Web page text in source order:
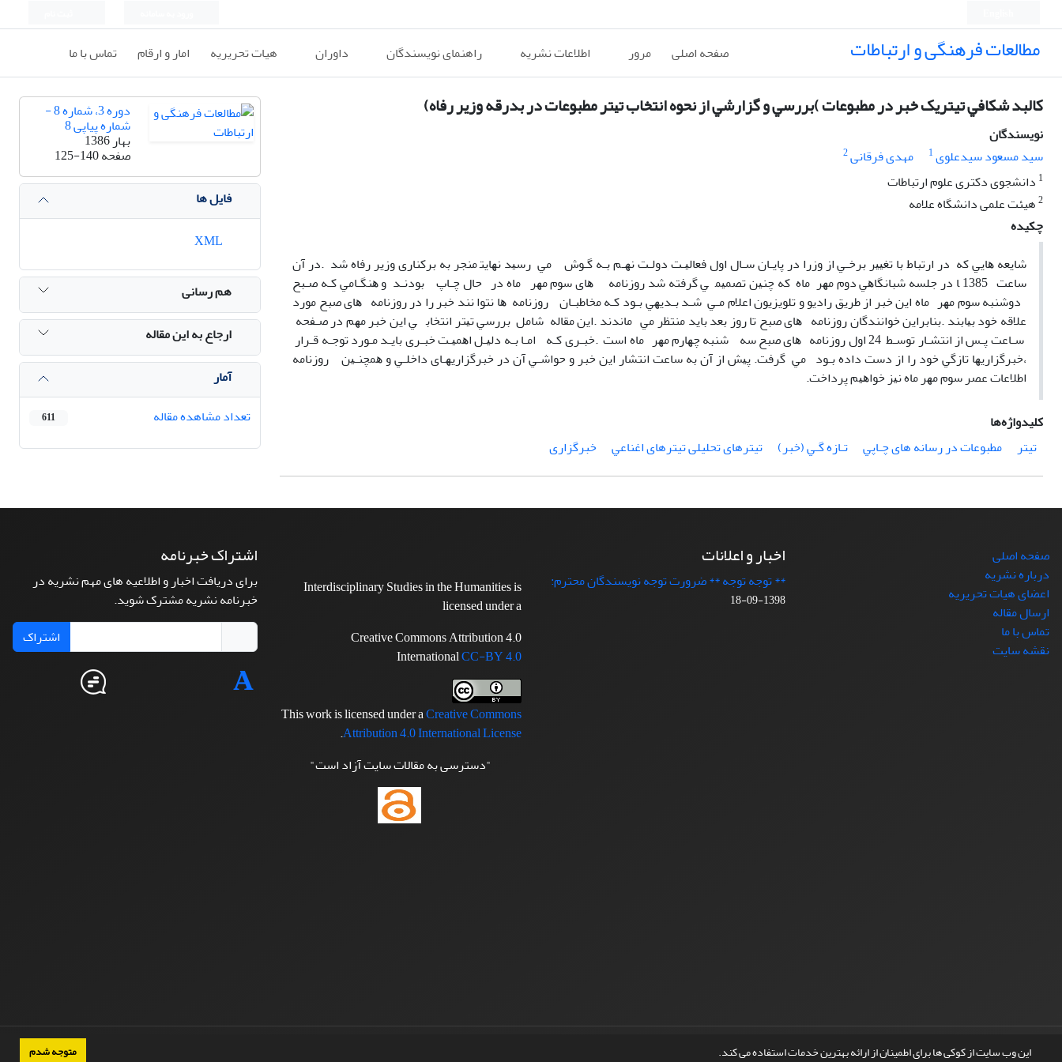
این وب سایت از کوکی ها برای اطمینان از ارائه بهترین خدمات استفاده می کند. متوجه شدم
مطالعات فرهنگی و ارتباطات صفحه اصلی مرور اطلاعات نشریه راهنمای نویسندگان داوران هیات تحریریه امار و ارقام تماس با ما
ﻛﺎﻟﺒﺪ ﺷﻜﺎﻓﻲ تیتریک ﺧﺒﺮ در ﻣﻄﺒﻮﻋﺎت )ﺑﺮرﺳﻲ و ﮔﺰارﺷﻲ از ﻧﺤﻮه اﻧﺘﺨﺎب ﺗﻴﺘﺮ ﻣﻄﺒﻮﻋﺎت در ﺑﺪرﻗﻪ وزﻳﺮ رﻓﺎه)
نویسندگان
سید مسعود سیدعلوی1 مهدی فرقانی2
1 دانشجوی دکتری علوم ارتباطات
2هیئت علمی دانشگاه علامه
چکیده
ﺷﺎﻳﻌﻪ ﻫﺎﻳﻲ ﻛﻪ در ارﺗﺒﺎط ﺑﺎ ﺗﻐﻴﻴﺮ ﺑﺮﺧـﻲ از وزرا در ﭘﺎﻳـﺎن ﺳـﺎل اول ﻓﻌﺎﻟﻴـﺖ دوﻟـﺖ ﻧﻬـﻢ ﺑـﻪ ﮔـﻮش ﻣﻲ رﺳﻴﺪ ﻧﻬﺎﻳﺘ ﻣﻨﺠﺮ ﺑﻪ ﺑﺮﻛﻨﺎری وزﻳﺮ رﻓﺎه ﺷﺪ .در آن
ﺳﺎﻋﺖ 1385 ﺎ در ﺟﻠﺴﻪ ﺷﺒﺎﻧﮕﺎﻫﻲ دوم ﻣﻬﺮ ﻣﺎه ﻛﻪ ﭼﻨﻴﻦ ﺗﺼﻤﻴﻤ ﻲ ﮔﺮﻓﺘﻪ ﺷﺪ روزﻧﺎﻣﻪ ﻫﺎی ﺳﻮم ﻣﻬﺮ ﻣﺎه در ﺣﺎل ﭼـﺎپ ﺑﻮدﻧـﺪ و ﻫﻨﮕـﺎﻣﻲ ﻛـﻪ ﺻـﺒﺢ
دوﺷﻨﺒﻪ ﺳﻮم ﻣﻬﺮ ﻣﺎه اﻳﻦ ﺧﺒﺮ از ﻃﺮﻳﻖ رادﻳﻮ و ﺗﻠﻮﻳﺰﻳﻮن اﻋﻼم ﻣـﻲ ﺷـﺪ ﺑـﺪﻳﻬﻲ ﺑـﻮد ﻛـﻪ ﻣﺨﺎﻃﺒـﺎن روزﻧﺎﻣﻪ ﻫﺎ ﻧﺘﻮا ﻧﻨﺪ ﺧﺒﺮ را در روزﻧﺎﻣﻪ ﻫﺎی ﺻﺒﺢ ﻣﻮرد
ﻋﻼﻗﻪ ﺧﻮد ﺑﻴﺎﺑﻨﺪ .ﺑﻨﺎﺑﺮاﻳﻦ ﺧﻮاﻧﻨﺪﮔﺎن روزﻧﺎﻣﻪ ﻫﺎی ﺻﺒﺢ ﺗﺎ روز ﺑﻌﺪ ﺑﺎﻳﺪ ﻣﻨﺘﻈﺮ ﻣﻲ ﻣﺎﻧﺪﻧﺪ .اﻳﻦ ﻣﻘﺎﻟﻪ ﺷﺎﻣﻞ ﺑﺮرﺳﻲ ﺗﻴﺘﺮ اﻧﺘﺨﺎﺑ ﻲ اﻳﻦ ﺧﺒﺮ ﻣﻬﻢ در ﺻـﻔﺤﻪ
ﺳـﺎﻋﺖ ﭘـﺲ از اﻧﺘﺸـﺎر ﺗﻮﺳـﻂ 24 اول روزﻧﺎﻣﻪ ﻫﺎی ﺻﺒﺢ ﺳﻪ ﺷﻨﺒﻪ ﭼﻬﺎرم ﻣﻬﺮ ﻣﺎه اﺳﺖ .ﺧﺒـﺮی ﻛـﻪ اﻣـﺎ ﺑـﻪ دﻟﻴـﻞ اﻫﻤﻴـﺖ ﺧﺒـﺮی ﺑﺎﻳـﺪ ﻣـﻮرد ﺗﻮﺟـﻪ ﻗـﺮار
،ﺧﺒﺮﮔﺰارﻳﻬﺎ ﺗﺎزﮔﻲ ﺧﻮد را از دﺳﺖ داده ﺑـﻮد ﻣﻲ ﮔﺮﻓﺖ. ﭘﻴﺶ از آن ﺑﻪ ﺳﺎﻋﺖ اﻧﺘﺸﺎر اﻳﻦ ﺧﺒﺮ و ﺣﻮاﺷـﻲ آن در ﺧﺒﺮﮔﺰارﻳﻬـﺎی داﺧﻠـﻲ و ﻫﻤﭽﻨـﻴﻦ روزﻧﺎﻣﻪ
اﻃﻼﻋﺎت ﻋﺼﺮ ﺳﻮم ﻣﻬﺮ ﻣﺎه ﻧﻴﺰ ﺧﻮاﻫﻴﻢ ﭘﺮداﺧﺖ.
کلیدواژه‌ها
تیتر
ﻣﻄﺒﻮﻋﺎت در رﺳﺎﻧﻪ های ﭼـﺎﭘﻲ ﺗـﺎزه ﮔـﻲ (خبر) تیترهای تحلیلی تیترهای اﻏﻨﺎﻋﻲ ﺧﺒﺮﮔﺰاری
دوره 3، شماره 8 -
شماره پیاپی 8
بهار 1386
صفحه125-140
فایل ها
هم رسانی
ارجاع به این مقاله
آمار
تعداد مشاهده مقاله
611
صفحه اصلی
درباره نشریه
اعضای هیات تحریریه
ارسال مقاله
تماس با ما
نقشه سایت
اخبار و اعلانات
** توجه توجه ** ضرورت توجه نویسندگان محترم:
1398-09-18
Interdisciplinary Studies in the Humanities is
licensed under a
Creative Commons Attribution 4.0
InternationalCC-BY 4.0
This work is licensed under aCreative Commons
Attribution 4.0 International License
.
"دسترسی به مقالات سایت آزاد است"
اشتراک خبرنامه
برای دریافت اخبار و اطلاعیه های مهم نشریه در
خبرنامه نشریه مشترک شوید.
اشتراک
© سامانه مدیریت نشریات علمی.طراحی و پیاده سازی ازسیناوب